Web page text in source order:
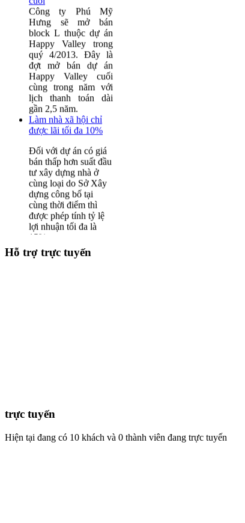
Dụ án Khu Dân Cư -
Dịch Vụ Tân Bình -
TX Dĩ An - Bình
Dương
DỰ ÁN: Khu Dân
Cư - Dịch Vụ Tân
Bình -TX Dĩ An -
Bình Dương
DỰ ÁN: Khu dân cư
Thạnh Tân, Phường
Tân Bình, TX Dĩ An
DỰ
ÁN: Khu dân cư
Tân Bình, TX Dĩ An
Khu căn hộ Happy
Valley mở bán đợt
cuối
Công ty Phú Mỹ
Hưng sẽ mở bán
block L thuộc dự án
Happy Valley trong
quý 4/2013. Đây là
đợt mở bán dự án
Happy Valley cuối
cùng trong năm với
lịch thanh toán dài
gần 2,5 năm.
Làm nhà xã hội chỉ
được lãi tối đa 10%
Đối với dự án có giá
bán thấp hơn suất đầu
tư xây dựng nhà ở
cùng loại do Sở Xây
dựng công bố tại
cùng thời điểm thì
lợi nhuận tối đa là
hoạt động.
Hỗ trợ trực tuyến
trực tuyến
Hiện tại đang có 10 khách và 0 thành viên đang trực tuyến